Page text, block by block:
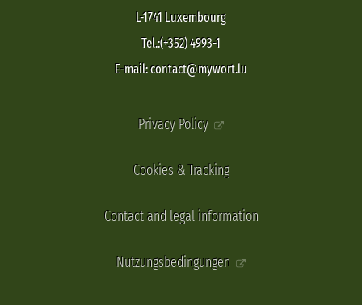
L-1741 Luxembourg
Tel.:(+352) 4993-1
E-mail: contact@mywort.lu
Privacy Policy
Cookies & Tracking
Contact and legal information
Nutzungsbedingungen